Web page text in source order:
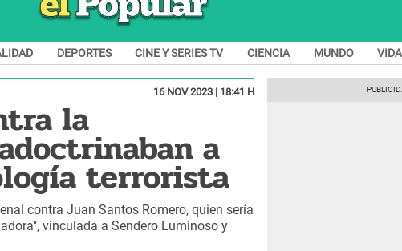
DEPORTES CINE Y SERIES TV CIENCIA MUNDO VIDA
16 NOV 2023 | 18:41 H
la
a
terrorista
contra Juan Santos Romero, quien sería
vinculada a Sendero Luminoso y